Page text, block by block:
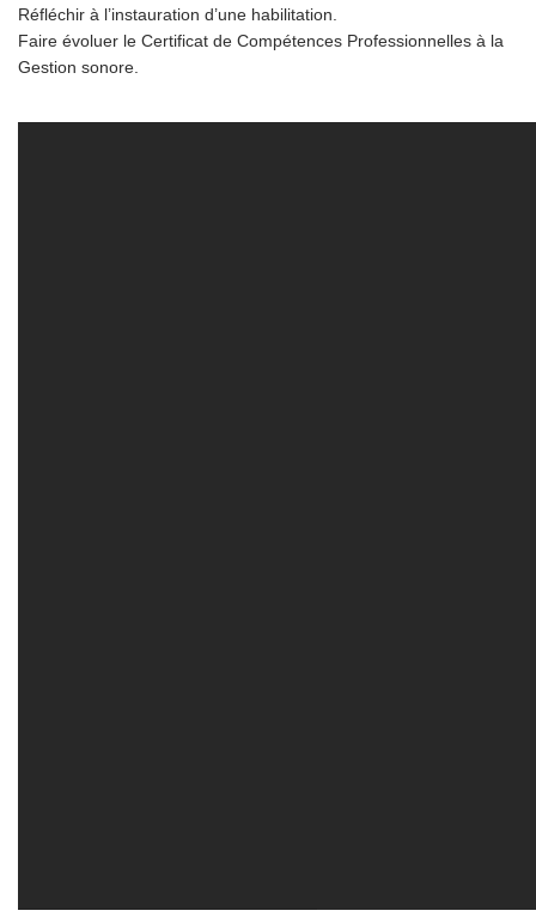
Réfléchir à l’instauration d’une habilitation.
Faire évoluer le Certificat de Compétences Professionnelles à la
Gestion sonore.